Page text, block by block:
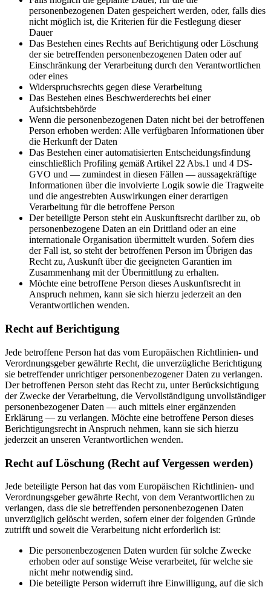
personenbezogenen Daten gespeichert werden, oder, falls dies
nicht möglich ist, die Kriterien für die Festlegung dieser
Dauer
Das Bestehen eines Rechts auf Berichtigung oder Löschung
der sie betreffenden personenbezogenen Daten oder auf
Einschränkung der Verarbeitung durch den Verantwortlichen
oder eines
Widerspruchsrechts gegen diese Verarbeitung
Das Bestehen eines Beschwerderechts bei einer
Aufsichtsbehörde
Wenn die personenbezogenen Daten nicht bei der betroffenen
Person erhoben werden: Alle verfügbaren Informationen über
die Herkunft der Daten
Das Bestehen einer automatisierten Entscheidungsfindung
einschließlich Profiling gemäß Artikel 22 Abs.1 und 4 DS-
GVO und — zumindest in diesen Fällen — aussagekräftige
Informationen über die involvierte Logik sowie die Tragweite
und die angestrebten Auswirkungen einer derartigen
Verarbeitung für die betroffene Person
Der beteiligte Person steht ein Auskunftsrecht darüber zu, ob
personenbezogene Daten an ein Drittland oder an eine
internationale Organisation übermittelt wurden. Sofern dies
der Fall ist, so steht der betroffenen Person im Übrigen das
Recht zu, Auskunft über die geeigneten Garantien im
Zusammenhang mit der Übermittlung zu erhalten.
Möchte eine betroffene Person dieses Auskunftsrecht in
Anspruch nehmen, kann sie sich hierzu jederzeit an den
Verantwortlichen wenden.
Recht auf Berichtigung
Jede betroffene Person hat das vom Europäischen Richtlinien- und
Verordnungsgeber gewährte Recht, die unverzügliche Berichtigung
sie betreffender unrichtiger personenbezogener Daten zu verlangen.
Der betroffenen Person steht das Recht zu, unter Berücksichtigung
der Zwecke der Verarbeitung, die Vervollständigung unvollständiger
personenbezogener Daten — auch mittels einer ergänzenden
Erklärung — zu verlangen. Möchte eine betroffene Person dieses
Berichtigungsrecht in Anspruch nehmen, kann sie sich hierzu
jederzeit an unseren Verantwortlichen wenden.
Recht auf Löschung (Recht auf Vergessen werden)
Jede beteiligte Person hat das vom Europäischen Richtlinien- und
Verordnungsgeber gewährte Recht, von dem Verantwortlichen zu
verlangen, dass die sie betreffenden personenbezogenen Daten
unverzüglich gelöscht werden, sofern einer der folgenden Gründe
zutrifft und soweit die Verarbeitung nicht erforderlich ist:
Die personenbezogenen Daten wurden für solche Zwecke
erhoben oder auf sonstige Weise verarbeitet, für welche sie
nicht mehr notwendig sind.
Die beteiligte Person widerruft ihre Einwilligung, auf die sich